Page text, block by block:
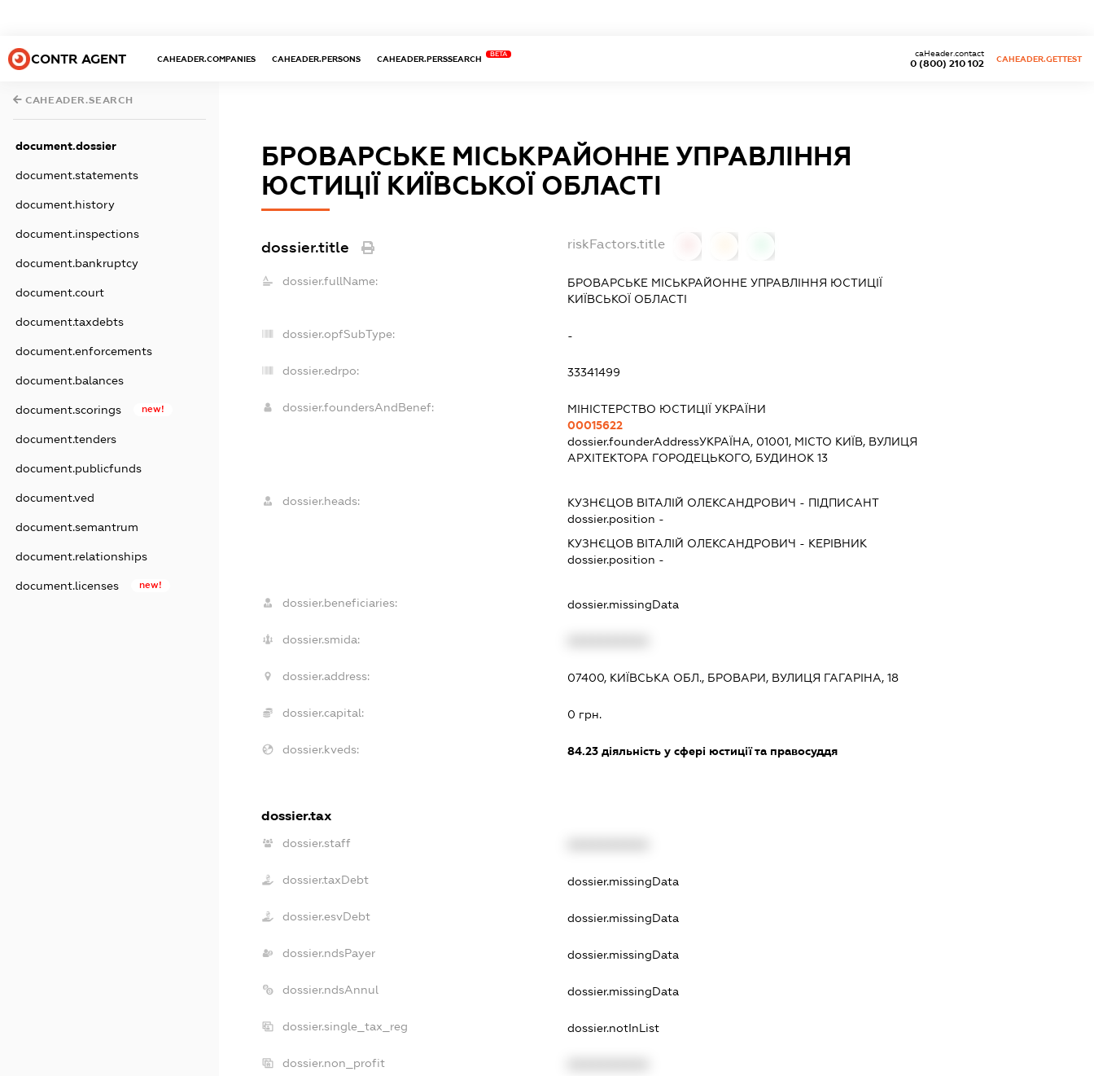
CONTR AGENT CAHEADER.COMPANIES CAHEADER.PERSONS CAHEADER.PERSSEARCH
BETA
0 (800) 210 102
caHeader.contact
CAHEADER.GETTEST
CAHEADER.SEARCH
document.dossier
document.statements
document.history
document.inspections
document.bankruptcy
document.court
document.taxdebts
document.enforcements
document.balances
document.scorings new!
document.tenders
document.publicfunds
document.ved
document.semantrum
document.relationships
document.licenses new!
БРОВАРСЬКЕ МІСЬКРАЙОННЕ УПРАВЛІННЯ
ЮСТИЦІЇ КИЇВСЬКОЇ ОБЛАСТІ
dossier.title riskFactors.title
dossier.fullName:
БРОВАРСЬКЕ МІСЬКРАЙОННЕ УПРАВЛІННЯ ЮСТИЦІЇ
КИЇВСЬКОЇ ОБЛАСТІ
dossier.opfSubType: -
dossier.edrpo: 33341499
dossier.foundersAndBenef:
МІНІСТЕРСТВО ЮСТИЦІЇ УКРАЇНИ
00015622
dossier.founderAddressУКРАЇНА, 01001, МІСТО КИЇВ, ВУЛИЦЯ
АРХІТЕКТОРА ГОРОДЕЦЬКОГО, БУДИНОК 13
dossier.heads: КУЗНЄЦОВ ВІТАЛІЙ ОЛЕКСАНДРОВИЧ - ПІДПИСАНТ
dossier.position -
КУЗНЄЦОВ ВІТАЛІЙ ОЛЕКСАНДРОВИЧ - КЕРІВНИК
dossier.position -
dossier.beneficiaries: dossier.missingData
dossier.smida:
dossier.address: 07400, КИЇВСЬКА ОБЛ., БРОВАРИ, ВУЛИЦЯ ГАГАРІНА, 18
dossier.capital: 0 грн.
dossier.kveds: 84.23 діяльність у сфері юстиції та правосуддя
dossier.tax
dossier.staff
dossier.taxDebt dossier.missingData
dossier.esvDebt dossier.missingData
dossier.ndsPayer dossier.missingData
dossier.ndsAnnul dossier.missingData
dossier.single_tax_reg dossier.notInList
dossier.non_profit